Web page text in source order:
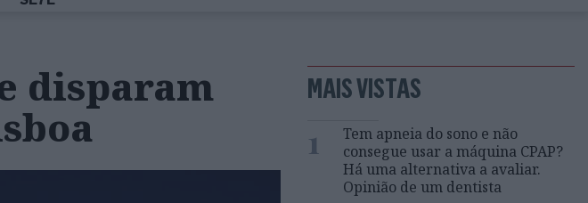
disparam
MAIS VISTAS
1
Tem apneia do sono e não
consegue usar a máquina CPAP?
Há uma alternativa a avaliar.
Opinião de um dentista